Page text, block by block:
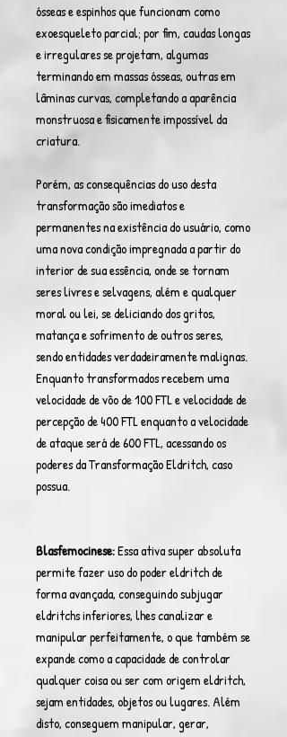
ósseas e espinhos que funcionam como
exoesqueleto parcial; por fim, caudas longas
e irregulares se projetam, algumas
terminando em massas ósseas, outras em
lâminas curvas, completando a aparência
monstruosa e fisicamente impossível da
criatura.
Porém, as consequências do uso desta
transformação são imediatos e
permanentes na existência do usuário, como
uma nova condição impregnada a partir do
interior de sua essência, onde se tornam
seres livres e selvagens, além e qualquer
moral ou lei, se deliciando dos gritos,
matança e sofrimento de outros seres,
sendo entidades verdadeiramente malignas.
Enquanto transformados recebem uma
velocidade de vôo de 100 FTL e velocidade de
percepção de 400 FTL enquanto a velocidade
de ataque será de 600 FTL, acessando os
poderes da Transformação Eldritch, caso
possua.
Blasfemocinese:Essa ativa super absoluta
permite fazer uso do poder eldritch de
forma avançada, conseguindo subjugar
eldritchs inferiores, lhes canalizar e
manipular perfeitamente, o que também se
expande como a capacidade de controlar
qualquer coisa ou ser com origem eldritch,
sejam entidades, objetos ou lugares. Além
disto, conseguem manipular, gerar,